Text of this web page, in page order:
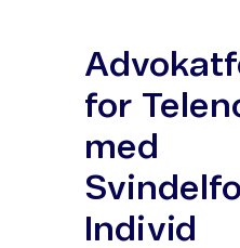
for
med
Individ